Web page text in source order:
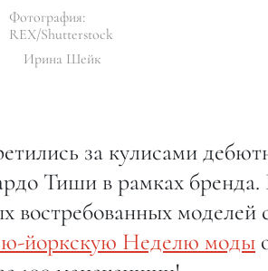
Фотография:
REX/Shutterstock
Ирина Шейк
за кулисами
Тиши в рамках
востребованных моделей
йоркскую Неделю моды